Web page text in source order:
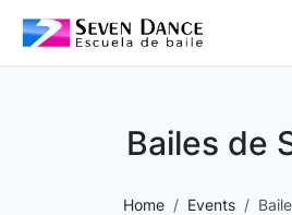
Menu
Bailes de
Home Events